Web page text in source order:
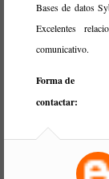
Bases de datos
Excelentes
comunicativo.
Forma de
contactar: